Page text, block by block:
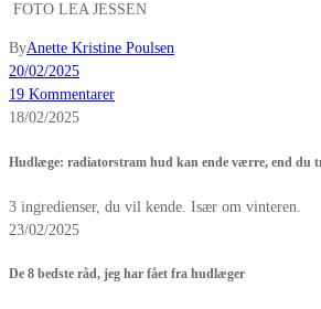
FOTO LEA JESSEN
ByAnette Kristine Poulsen
20/02/2025
19 Kommentarer
18/02/2025
Hudlæge: radiatorstram hud kan ende værre, end du
3 ingredienser, du vil kende. Især om vinteren.
23/02/2025
De 8 bedste råd, jeg har fået fra hudlæger